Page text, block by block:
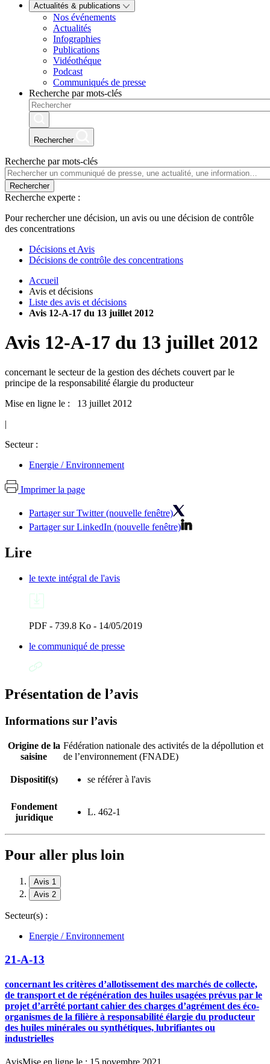
Actualités & publications
Nos événements
Actualités
Infographies
Publications
Vidéothéque
Podcast
Communiqués de presse
Recherche par mots-clés
Rechercher
Recherche par mots-clés
Rechercher
Recherche experte :
Pour rechercher une décision, un avis ou une décision de contrôle
des concentrations
Décisions et Avis
Décisions de contrôle des concentrations
Accueil
Avis et décisions
Liste des avis et décisions
Avis 12-A-17 du 13 juillet 2012
Avis 12-A-17 du 13 juillet 2012
concernant le secteur de la gestion des déchets couvert par le
principe de la responsabilité élargie du producteur
Mise en ligne le : 13 juillet 2012
|
Secteur :
Energie / Environnement
Imprimer la page
Partager sur Twitter (nouvelle fenêtre)
Partager sur LinkedIn (nouvelle fenêtre)
Lire
le texte intégral de l'avis
PDF - 739.8 Ko - 14/05/2019
le communiqué de presse
Présentation de l’avis
Informations sur l’avis
Origine de la
saisine
Fédération nationale des activités de la dépollution et
de l’environnement (FNADE)
Dispositif(s) se référer à l'avis
Fondement
juridique
L. 462-1
Pour aller plus loin
Avis 1
Avis 2
Secteur(s) :
Energie / Environnement
21-A-13
concernant les critères d’allotissement des marchés de collecte,
de transport et de régénération des huiles usagées prévus par le
projet d’arrêté portant cahier des charges d’agrément des éco-
organismes de la filière à responsabilité élargie du producteur
des huiles minérales ou synthétiques, lubrifiantes ou
industrielles